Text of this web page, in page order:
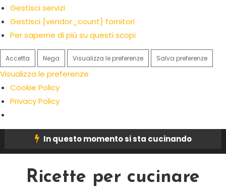
Gestisci servizi
Gestisci {vendor_count} fornitori
Per saperne di più su questi scopi
Accetta Nega Visualizza le preferenze Salva preferenze
Visualizza le preferenze
Cookie Policy
Privacy Policy
In questo momento si sta cucinando
Ricette per cucinare